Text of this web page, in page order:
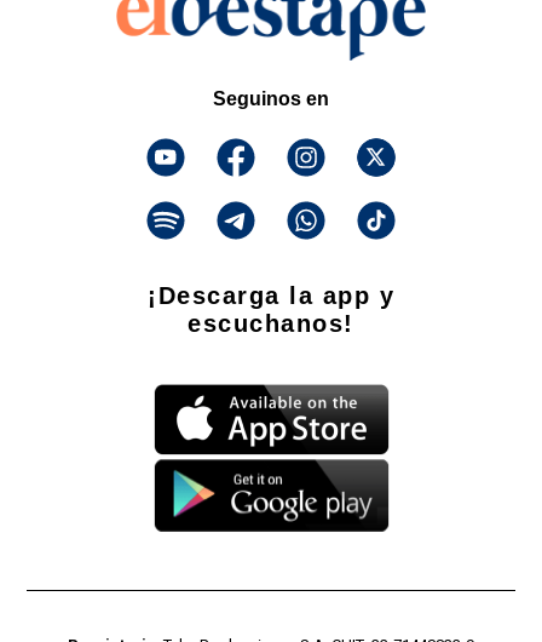
Seguinos en
¡Descarga la app y
escuchanos!